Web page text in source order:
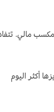
مكسب مالي.
أكثر اليوم